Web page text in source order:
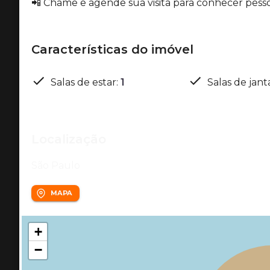
📲 Chame e agende sua visita para conhecer
Características do imóvel
Salas de estar: 1 Salas de
MAPA
+
−